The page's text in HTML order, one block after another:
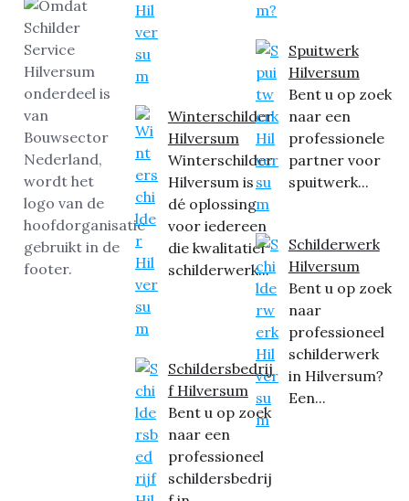
Winterschilder
Hilversum
Winterschilder
Hilversum is
dé oplossing
voor iedereen
die kwalitatief
schilderwerk...
Schildersbedrij
f Hilversum
Bent u op zoek
naar een
professioneel
schildersbedrij
Spuitwerk
Hilversum
Bent u op zoek
naar een
professionele
partner voor
spuitwerk...
Schilderwerk
Hilversum
Bent u op zoek
naar
professioneel
schilderwerk
in Hilversum?
Een...